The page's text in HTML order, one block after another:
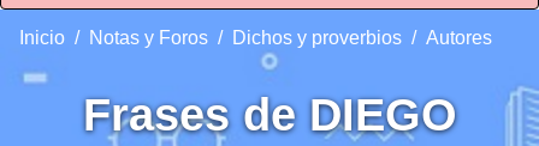
Inicio Notas y Foros Dichos y proverbios Autores
Frases de DIEGO